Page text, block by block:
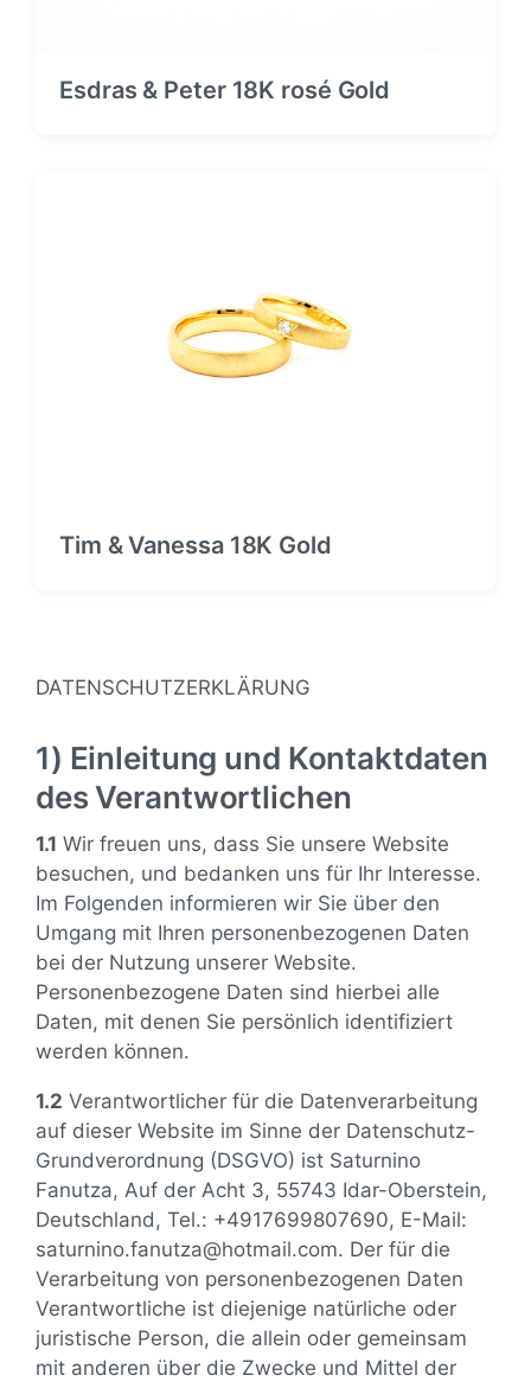
Esdras & Peter 18K rosé Gold
Tim & Vanessa 18K Gold
DATENSCHUTZERKLÄRUNG
1) Einleitung und Kontaktdaten
des Verantwortlichen
1.1 Wir freuen uns, dass Sie unsere Website
besuchen, und bedanken uns für Ihr Interesse.
Im Folgenden informieren wir Sie über den
Umgang mit Ihren personenbezogenen Daten
bei der Nutzung unserer Website.
Personenbezogene Daten sind hierbei alle
Daten, mit denen Sie persönlich identifiziert
werden können.
1.2 Verantwortlicher für die Datenverarbeitung
auf dieser Website im Sinne der Datenschutz-
Grundverordnung (DSGVO) ist Saturnino
Fanutza, Auf der Acht 3, 55743 Idar-Oberstein,
Deutschland, Tel.: +4917699807690, E-Mail:
saturnino.fanutza@hotmail.com. Der für die
Verarbeitung von personenbezogenen Daten
Verantwortliche ist diejenige natürliche oder
juristische Person, die allein oder gemeinsam
mit anderen über die Zwecke und Mittel der